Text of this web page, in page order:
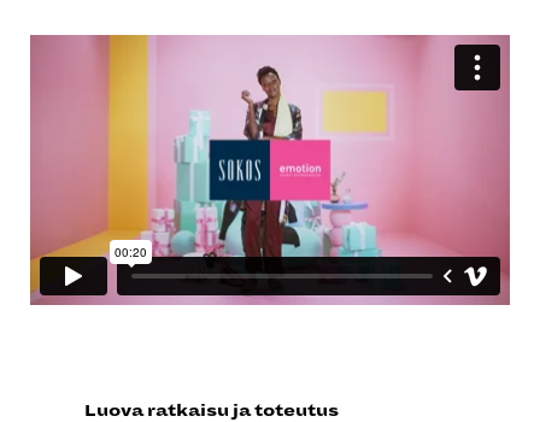
Luova ratkaisu ja toteutus